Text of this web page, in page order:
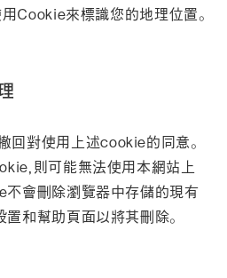
Cookie來標識您的地理位置。
回對使用上述cookie的同意。
，則可能無法使用本網站上
不會刪除瀏覽器中存儲的現有
和幫助頁面以將其刪除。